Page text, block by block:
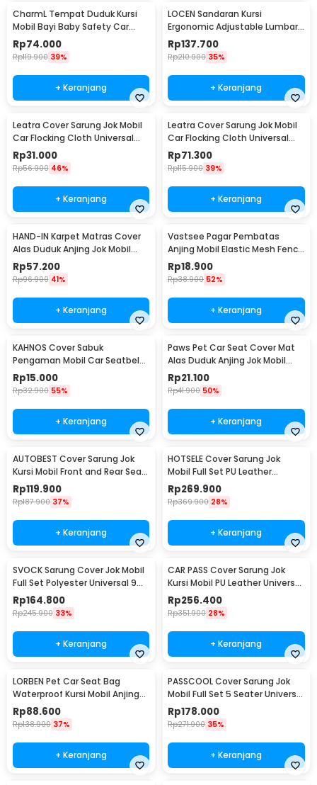
CharmL Tempat Duduk Kursi
Mobil Bayi Baby Safety Car
Seat - LAD05
Rp74.000
Rp119.900 39%
+ Keranjang
LOCEN Sandaran Kursi
Ergonomic Adjustable Lumbar
Back Support - TY3120
Rp137.700
Rp210.900 35%
+ Keranjang
Leatra Cover Sarung Jok Mobil
Car Flocking Cloth Universal
Premium Front - S15
Rp31.000
Rp56.900 46%
+ Keranjang
Leatra Cover Sarung Jok Mobil
Car Flocking Cloth Universal
Premium Rear - S15
Rp71.300
Rp115.900 39%
+ Keranjang
HAND-IN Karpet Matras Cover
Alas Duduk Anjing Jok Mobil
Waterproof - SUV YG02
Rp57.200
Rp96.900 41%
+ Keranjang
Vastsee Pagar Pembatas
Anjing Mobil Elastic Mesh Fence
Pet 3 Layer - YG05
Rp18.900
Rp38.900 52%
+ Keranjang
KAHNOS Cover Sabuk
Pengaman Mobil Car Seatbelt
Padding 1 PCS - KH2252
Rp15.000
Rp32.900 55%
+ Keranjang
Paws Pet Car Seat Cover Mat
Alas Duduk Anjing Jok Mobil
Waterproof - HIH49
Rp21.100
Rp41.900 50%
+ Keranjang
AUTOBEST Cover Sarung Jok
Kursi Mobil Front and Rear Seat
Non Woven - S20
Rp119.900
Rp187.900 37%
+ Keranjang
HOTSELE Cover Sarung Jok
Mobil Full Set PU Leather
Universal 9 PCS - R35
Rp269.900
Rp369.900 28%
+ Keranjang
SVOCK Sarung Cover Jok Mobil
Full Set Polyester Universal 9
PCS - R20
Rp164.800
Rp245.900 33%
+ Keranjang
CAR PASS Cover Sarung Jok
Kursi Mobil PU Leather Universal
Seat Cover - R25
Rp256.400
Rp351.900 28%
+ Keranjang
LORBEN Pet Car Seat Bag
Waterproof Kursi Mobil Anjing
Kucing - LR40
Rp88.600
Rp138.900 37%
+ Keranjang
PASSCOOL Cover Sarung Jok
Mobil Full Set 5 Seater Universal
Kain - R30
Rp178.000
Rp271.900 35%
+ Keranjang